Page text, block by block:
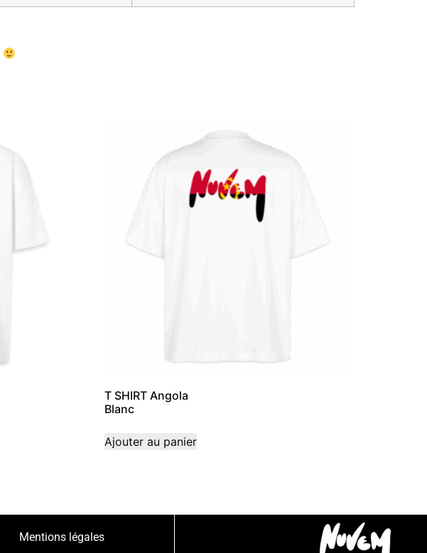
T SHIRT Angola
Blanc
Ajouter au panier
Mentions légales